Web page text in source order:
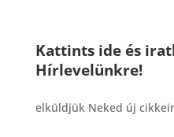
Kattints ide és
Hírlevelünkre!
elküldjük Neked új